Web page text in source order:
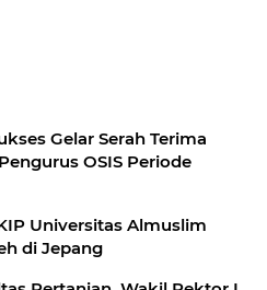
Gelar Serah Terima
OSIS Periode
Universitas Almuslim
di Jepang